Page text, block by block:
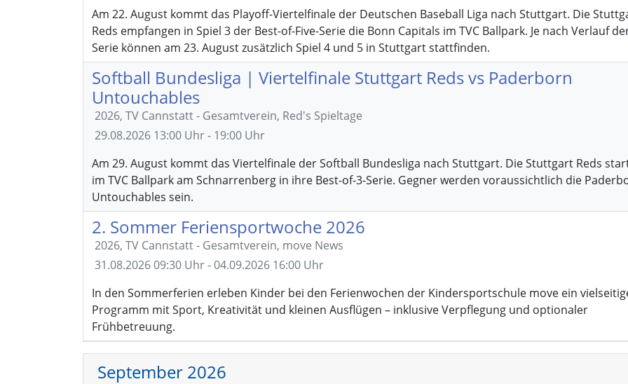
Am 22. August kommt das Playoff-Viertelfinale der Deutschen Baseball Liga nach Stuttgart. Die
Reds empfangen in Spiel 3 der Best-of-Five-Serie die Bonn Capitals im TVC Ballpark. Je nach Verlauf
Serie können am 23. August zusätzlich Spiel 4 und 5 in Stuttgart stattfinden.
Softball Bundesliga | Viertelfinale Stuttgart Reds vs Paderborn
Untouchables
2026, TV Cannstatt - Gesamtverein, Red's Spieltage
29.08.2026 13:00 Uhr - 19:00 Uhr
Am 29. August kommt das Viertelfinale der Softball Bundesliga nach Stuttgart. Die Stuttgart Reds
im TVC Ballpark am Schnarrenberg in ihre Best-of-3-Serie. Gegner werden voraussichtlich die
Untouchables sein.
2. Sommer Feriensportwoche 2026
2026, TV Cannstatt - Gesamtverein, move News
31.08.202609:30 Uhr - 04.09.2026 16:00 Uhr
In den Sommerferien erleben Kinder bei den Ferienwochen der Kindersportschule move ein
Programm mit Sport, Kreativität und kleinen Ausflügen – inklusive Verpflegung und optionaler
Frühbetreuung.
September 2026